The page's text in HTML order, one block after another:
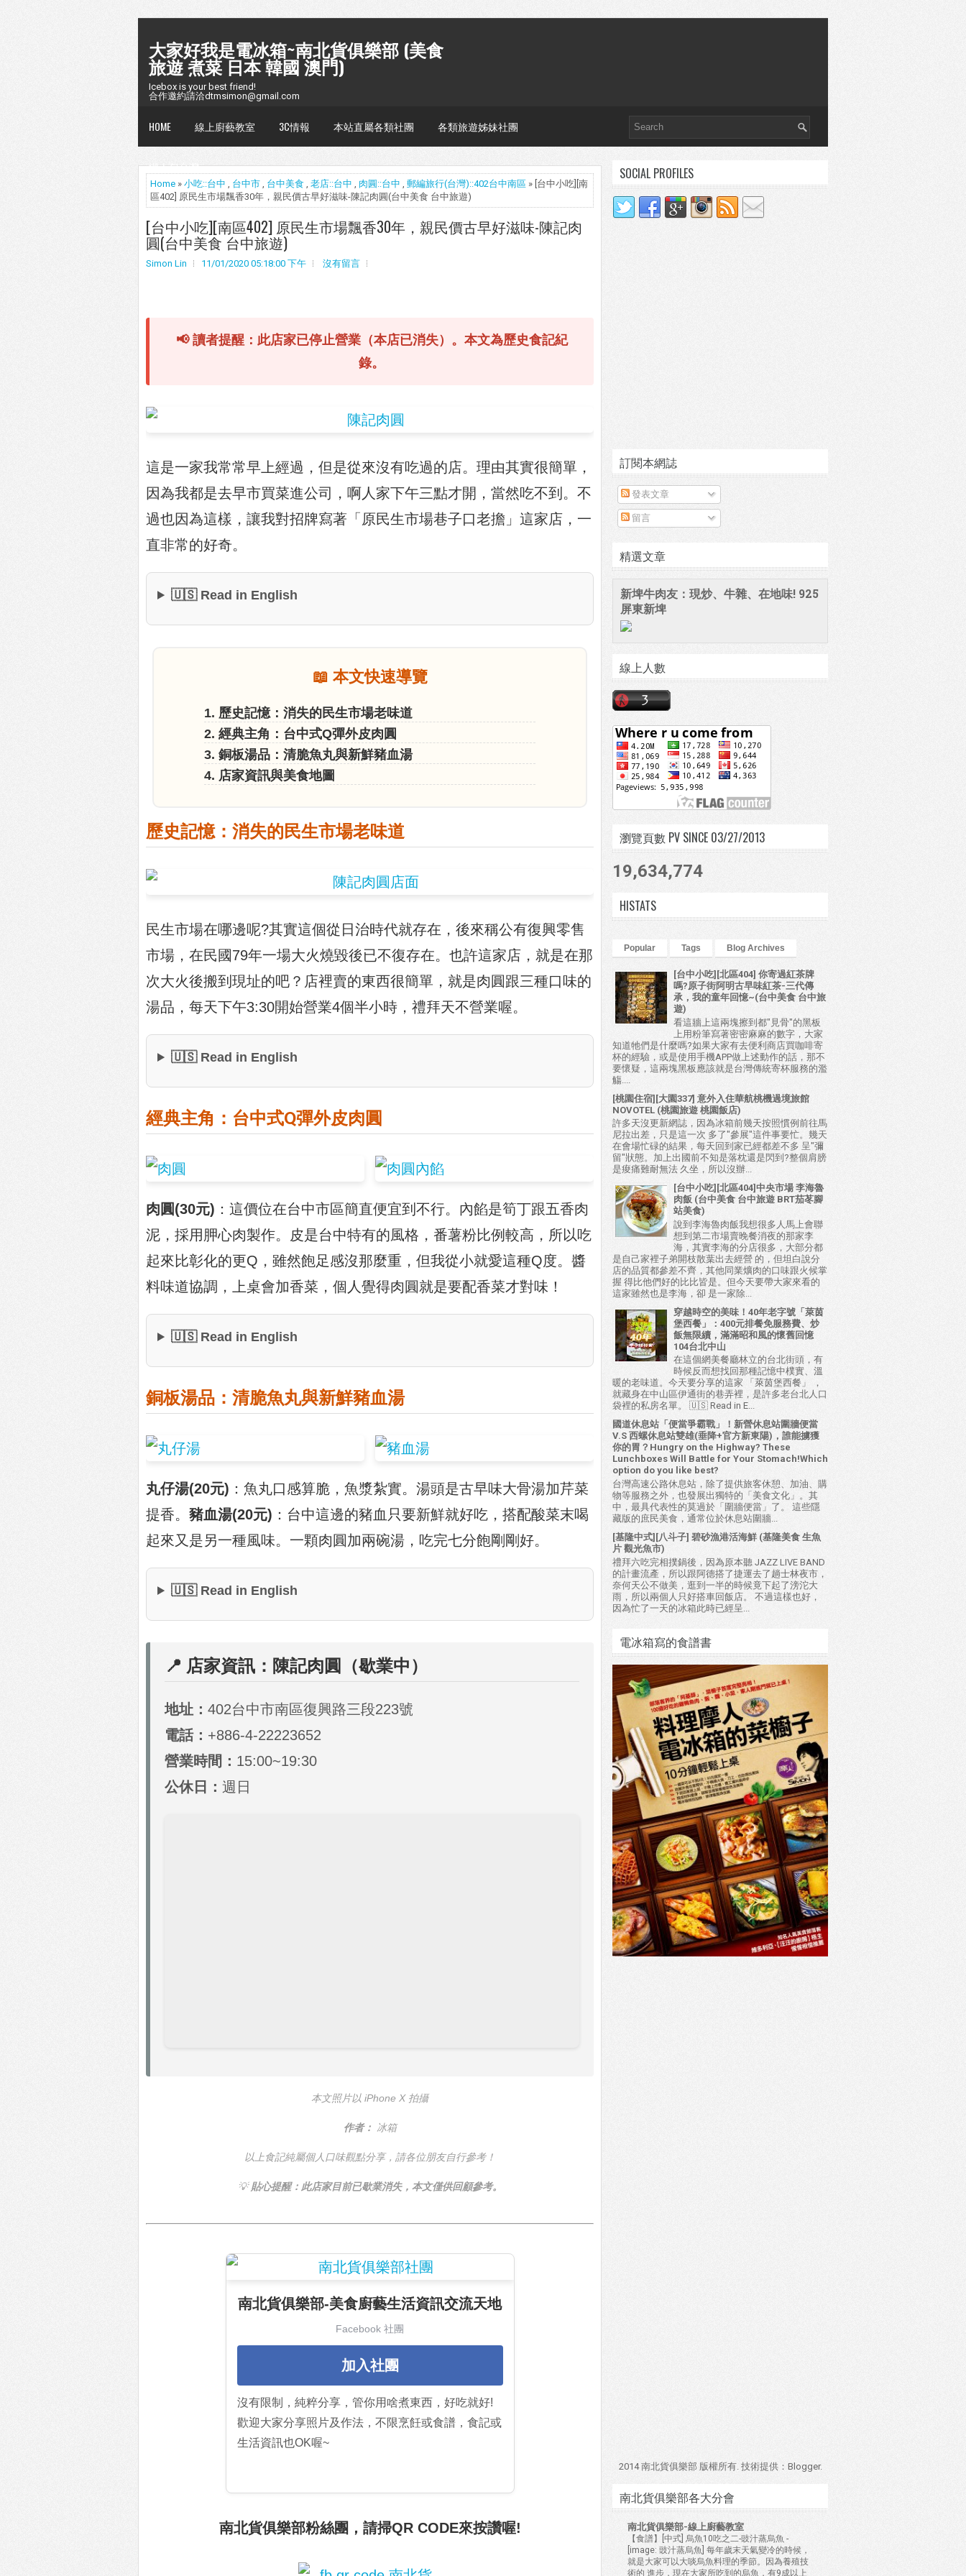
大家好我是電冰箱~南北貨俱樂部 (美食
旅遊 煮菜 日本 韓國 澳門)
Icebox is your best friend!
合作邀約請洽dtmsimon@gmail.com
HOME 線上廚藝教室 3C情報 本站直屬各類社團 各類旅遊姊妹社團
懶人包台灣
Home » 小吃::台中 , 台中市 , 台中美食 , 老店::台中 , 肉圓::台中 , 郵編旅行(台灣)::402台中南區 » [台中小吃][南
區402] 原民生市場飄香30年，親民價古早好滋味-陳記肉圓(台中美食 台中旅遊)
[台中小吃][南區402] 原民生市場飄香30年，親民價古早好滋味-陳記肉
圓(台中美食 台中旅遊)
Simon Lin 11/01/2020 05:18:00 下午 沒有留言
📢 讀者提醒：此店家已停止營業（本店已消失）。本文為歷史食記紀
錄。
這是一家我常常早上經過，但是從來沒有吃過的店。理由其實很簡單，
因為我都是去早市買菜進公司，啊人家下午三點才開，當然吃不到。不
過也因為這樣，讓我對招牌寫著「原民生市場巷子口老擔」這家店，一
直非常的好奇。
🇺🇸 Read in English
📖 本文快速導覽
1. 歷史記憶：消失的民生市場老味道
2. 經典主角：台中式Q彈外皮肉圓
3. 銅板湯品：清脆魚丸與新鮮豬血湯
4. 店家資訊與美食地圖
歷史記憶：消失的民生市場老味道
民生市場在哪邊呢?其實這個從日治時代就存在，後來稱公有復興零售
市場，在民國79年一場大火燒毀後已不復存在。也許這家店，就是在那
次大火後搬到現址的吧？店裡賣的東西很簡單，就是肉圓跟三種口味的
湯品，每天下午3:30開始營業4個半小時，禮拜天不營業喔。
🇺🇸 Read in English
經典主角：台中式Q彈外皮肉圓
肉圓(30元) ：這價位在台中市區簡直便宜到不行。內餡是筍丁跟五香肉
泥，採用胛心肉製作。皮是台中特有的風格，番薯粉比例較高，所以吃
起來比彰化的更Q，雖然飽足感沒那麼重，但我從小就愛這種Q度。醬
料味道協調，上桌會加香菜，個人覺得肉圓就是要配香菜才對味！
🇺🇸 Read in English
銅板湯品：清脆魚丸與新鮮豬血湯
丸仔湯(20元) ：魚丸口感算脆，魚漿紮實。湯頭是古早味大骨湯加芹菜
提香。 豬血湯(20元) ：台中這邊的豬血只要新鮮就好吃，搭配酸菜末喝
起來又是另一種風味。一顆肉圓加兩碗湯，吃完七分飽剛剛好。
🇺🇸 Read in English
📍 店家資訊：陳記肉圓（歇業中）
地址： 402台中市南區復興路三段223號
電話： +886-4-22223652
營業時間： 15:00~19:30
公休日： 週日
本文照片以 iPhone X 拍攝
作者： 冰箱
以上食記純屬個人口味觀點分享，請各位朋友自行參考！
💡貼心提醒：此店家目前已歇業消失，本文僅供回顧參考。
南北貨俱樂部-美食廚藝生活資訊交流天地
Facebook 社團
加入社團
沒有限制，純粹分享，管你用啥煮東西，好吃就好!
歡迎大家分享照片及作法，不限烹飪或食譜，食記或
生活資訊也OK喔~
南北貨俱樂部粉絲團，請掃QR CODE來按讚喔!
SOCIAL PROFILES
訂閱本網誌
發表文章
留言
精選文章
新埤牛肉友：現炒、牛雜、在地味! 925
屏東新埤
線上人數
瀏覽頁數 PV SINCE 03/27/2013
19,634,774
HISTATS
Popular Tags Blog Archives
[台中小吃][北區404] 你寄過紅茶牌
嗎?原子街阿明古早味紅茶-三代傳
承，我的童年回憶~(台中美食 台中旅
遊)
看這牆上這兩塊擦到都"見骨"的黑板
上用粉筆寫著密密麻麻的數字，大家
知道牠們是什麼嗎?如果大家有去便利商店買咖啡寄
杯的經驗，或是使用手機APP做上述動作的話，那不
要懷疑，這兩塊黑板應該就是台灣傳統寄杯服務的濫
觴....
[桃園住宿][大園337] 意外入住華航桃機過境旅館
NOVOTEL (桃園旅遊 桃園飯店)
許多天沒更新網誌，因為冰箱前幾天按照慣例前往馬
尼拉出差，只是這一次 多了"參展"這件事要忙。幾天
在會場忙碌的結果，每天回到家已經都差不多 呈"彌
留"狀態。加上出國前不知是落枕還是閃到?整個肩膀
是痠痛難耐無法 久坐，所以沒辦...
[台中小吃][北區404]中央市場 李海魯
肉飯 (台中美食 台中旅遊 BRT茄苳腳
站美食)
說到李海魯肉飯我想很多人馬上會聯
想到第二市場賣晚餐消夜的那家李
海，其實李海的分店很多，大部分都
是自己家裡子弟開枝散葉出去經營 的，但坦白說分
店的品質都參差不齊，其他同業爌肉的口味跟火候掌
握 得比他們好的比比皆是。但今天要帶大家來看的
這家雖然也是李海，卻 是一家除...
穿越時空的美味！40年老字號「萊茵
堡西餐」：400元排餐免服務費、炒
飯無限續，滿滿昭和風的懷舊回憶
104台北中山
在這個網美餐廳林立的台北街頭，有
時候反而想找回那種記憶中樸實、溫
暖的老味道。今天要分享的這家 「萊茵堡西餐」 ，
就藏身在中山區伊通街的巷弄裡，是許多老台北人口
袋裡的私房名單。 🇺🇸 Read in E...
國道休息站「便當爭霸戰」！新營休息站圍牆便當
V.S 西螺休息站雙雄(垂降+官方新東陽)，誰能擄獲
你的胃？Hungry on the Highway? These
Lunchboxes Will Battle for Your Stomach!Which
option do you like best?
台灣高速公路休息站，除了提供旅客休憩、加油、購
物等服務之外，也發展出獨特的「美食文化」。其
中，最具代表性的莫過於「圍牆便當」了。 這些隱
藏版的庶民美食，通常位於休息站圍牆...
[基隆中式][八斗子] 碧砂漁港活海鮮 (基隆美食 生魚
片 觀光魚市)
禮拜六吃完相撲鍋後，因為原本聽 JAZZ LIVE BAND
的計畫流產，所以跟阿德搭了捷運去了趟士林夜市，
奈何天公不做美，逛到一半的時候竟下起了滂沱大
雨，所以兩個人只好搭車回飯店。 不過這樣也好，
因為忙了一天的冰箱此時已經呈...
電冰箱寫的食譜書
2014 南北貨俱樂部 版權所有. 技術提供： Blogger.
南北貨俱樂部各大分會
南北貨俱樂部-線上廚藝教室
【食譜】[中式] 烏魚10吃之二-豉汁蒸烏魚 -
[image: 豉汁蒸烏魚] 每年歲末天氣變冷的時候，
就是大家可以大啖烏魚料理的季節。因為養殖技
術的 進步，現在大家所吃到的烏魚，有9成以上